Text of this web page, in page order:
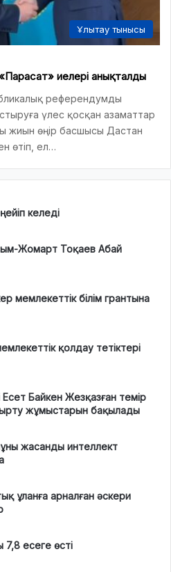
Ұлытау тынысы
иелері анықталды
референдумды
үлес қосқан азаматтар
жиын өңір басшысы Дастан
өтіп, ел…
келеді
Жомарт Тоқаев Абай
мемлекеттік білім грантына
қолдау тетіктері
Байкен Жезқазған темір
жұмыстарын бақылады
жасанды интеллект
ұланға арналған әскери
есеге өсті